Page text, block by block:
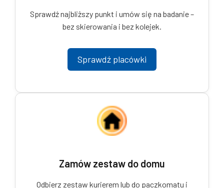
Sprawdź najbliższy punkt i umów się na badanie –
bez skierowania i bez kolejek.
Sprawdź placówki
Zamów zestaw do domu
Odbierz zestaw kurierem lub do paczkomatu i